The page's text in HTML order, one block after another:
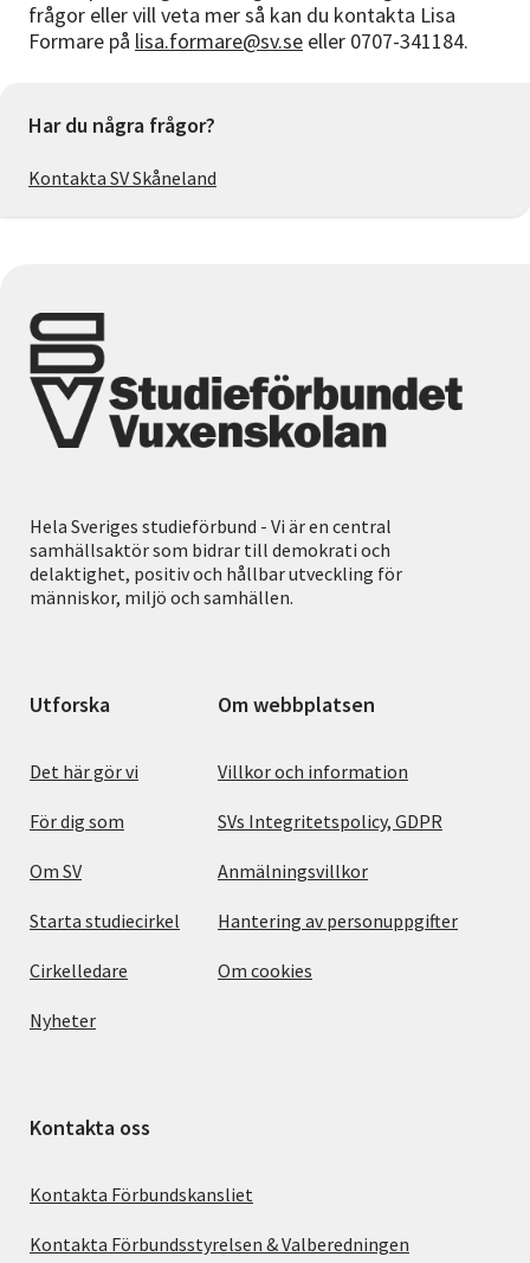
frågor eller vill veta mer så kan du kontakta Lisa
Formare på lisa.formare@sv.se eller 0707-341184.
Har du några frågor?
Kontakta SV Skåneland
Hela Sveriges studieförbund - Vi är en central
samhällsaktör som bidrar till demokrati och
delaktighet, positiv och hållbar utveckling för
människor, miljö och samhällen.
Utforska
Det här gör vi
För dig som
Om SV
Starta studiecirkel
Cirkelledare
Nyheter
Om webbplatsen
Villkor och information
SVs Integritetspolicy, GDPR
Anmälningsvillkor
Hantering av personuppgifter
Om cookies
Kontakta oss
Kontakta Förbundskansliet
Kontakta Förbundsstyrelsen & Valberedningen